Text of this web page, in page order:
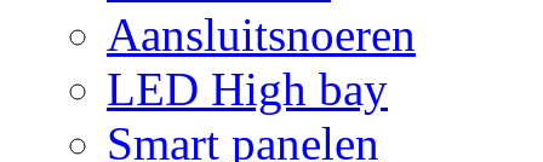
Aansluitsnoeren
LED High bay
Smart panelen